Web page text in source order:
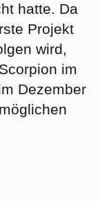
hatte. Da
Projekt
wird,
im
Dezember